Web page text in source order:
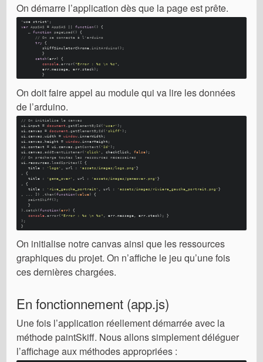
On démarre l’application dès que la page est prête.
'use strict' ;
var AppSAS = AppSAS || function ( ) {
   …
function pageLoad ( ) {
// On se connecte à l'arduino
try
{
         skiffSimulatorChrome.
initArduino ();
         }
catch (err) {
console .error( "Error : %s \n %s"
         err.
message , err.stack );
         }
On doit faire appel au module qui va lire les données
de l’arduino.
// On initialise le canvas
ui.input = document .getElementById ( 'user' );
ui.canvas = document .getElementById ( 'skiff' );
ui.canvas .width = window .innerWidth ;
ui.canvas height = window .innerHeight ;
ui.context = ui.canvas .getContext ( '2d' );
ui.canvas .addEventListener( 'click' , checkClick, false);
// On précharge toutes les ressources nécessaires
ui.
resources .loadSprites ([ {
   title :
'logo' , url : 'assets/images/logo.png'}
, {
   title :
'game_over' , url : 'assets/images/gameover.png'}
, {
   title :
'rive_gauche_portrait' , url : 'assets/images/riviere_gauche_portrait.png'}
, ... ]) .then (function (value) {
paintSkiff ();
   }
).catch (function (err) {
console .error( "Error : %s \n %s" , err.message , err.stack ); }
);
}
On initialise notre canvas ainsi que les ressources
graphiques du projet. On n’affiche le jeu qu’une fois
ces dernières chargées.
En fonctionnement (app.js)
Une fois l’application réellement démarrée avec la
méthode paintSkiff. Nous allons simplement déléguer
l’affichage aux méthodes appropriées :